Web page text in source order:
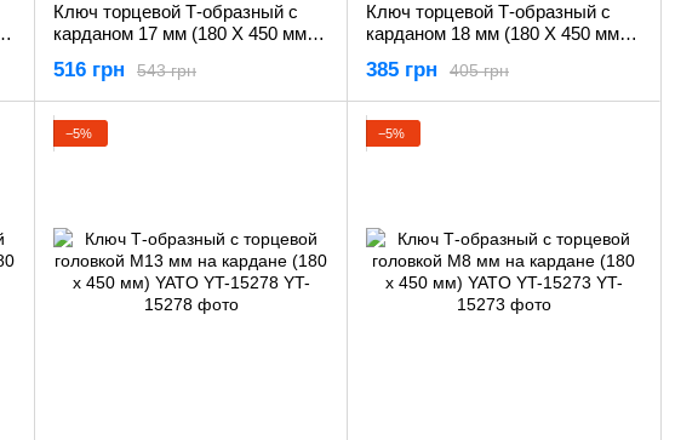
Ключ торцевой Т-образный с
карданом 17 мм (180 Х 450 мм)
543 грн
516 грн
Ключ торцевой Т-образный с
карданом 18 мм (180 Х 450 мм)
405 грн
385 грн
−5% −5%